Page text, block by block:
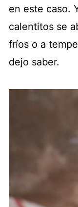
en este caso.
calentitos se
fríos o a
dejo saber.